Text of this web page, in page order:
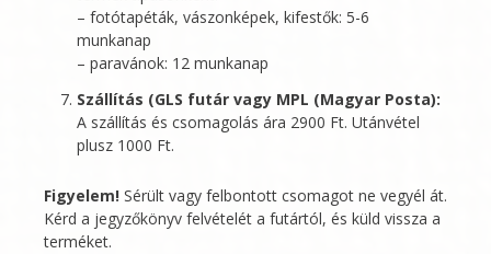
– fotótapéták, vászonképek, kifestők: 5-6
munkanap
– paravánok: 12 munkanap
Szállítás (GLS futár vagy MPL (Magyar Posta):
A szállítás és csomagolás ára 2900 Ft. Utánvétel
plusz 1000 Ft.
Figyelem! Sérült vagy felbontott csomagot ne vegyél át.
Kérd a jegyzőkönyv felvételét a futártól, és küld vissza a
terméket.